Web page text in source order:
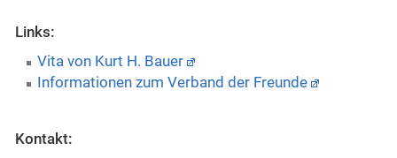
Links:
Vita von Kurt H. Bauer
Informationen zum Verband der Freunde
Kontakt: